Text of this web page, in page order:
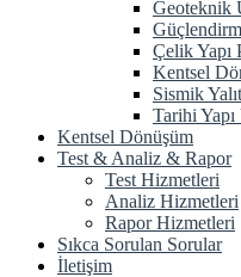
Geoteknik
Çelik Yapı
Kentsel
Sismik
Tarihi
Kentsel Dönüşüm
Test & Analiz & Rapor
Test Hizmetleri
Analiz Hizmetleri
Rapor Hizmetleri
Sıkca Sorulan Sorular
İletişim